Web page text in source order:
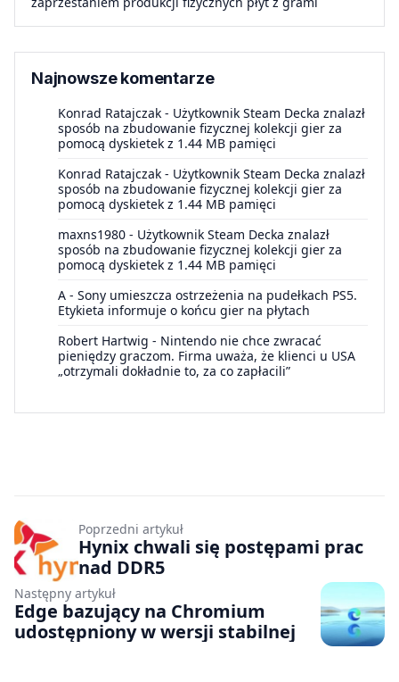
Najnowsze komentarze
Konrad Ratajczak - Użytkownik Steam Decka znalazł
sposób na zbudowanie fizycznej kolekcji gier za
pomocą dyskietek z 1.44 MB pamięci
Konrad Ratajczak - Użytkownik Steam Decka znalazł
sposób na zbudowanie fizycznej kolekcji gier za
pomocą dyskietek z 1.44 MB pamięci
maxns1980 - Użytkownik Steam Decka znalazł
sposób na zbudowanie fizycznej kolekcji gier za
pomocą dyskietek z 1.44 MB pamięci
A - Sony umieszcza ostrzeżenia na pudełkach PS5.
Etykieta informuje o końcu gier na płytach
Robert Hartwig - Nintendo nie chce zwracać
pieniędzy graczom. Firma uważa, że klienci u USA
„otrzymali dokładnie to, za co zapłacili”
Poprzedni artykuł
Hynix chwali się postępami prac
nad DDR5
Następny artykuł
Edge bazujący na Chromium
udostępniony w wersji stabilnej